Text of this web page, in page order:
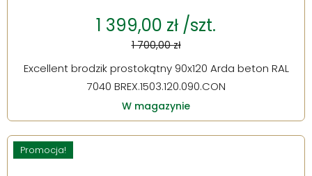
1 399,00 zł /szt.
1 700,00 zł
Excellent brodzik prostokątny 90x120 Arda beton RAL
7040 BREX.1503.120.090.CON
W magazynie
Promocja!